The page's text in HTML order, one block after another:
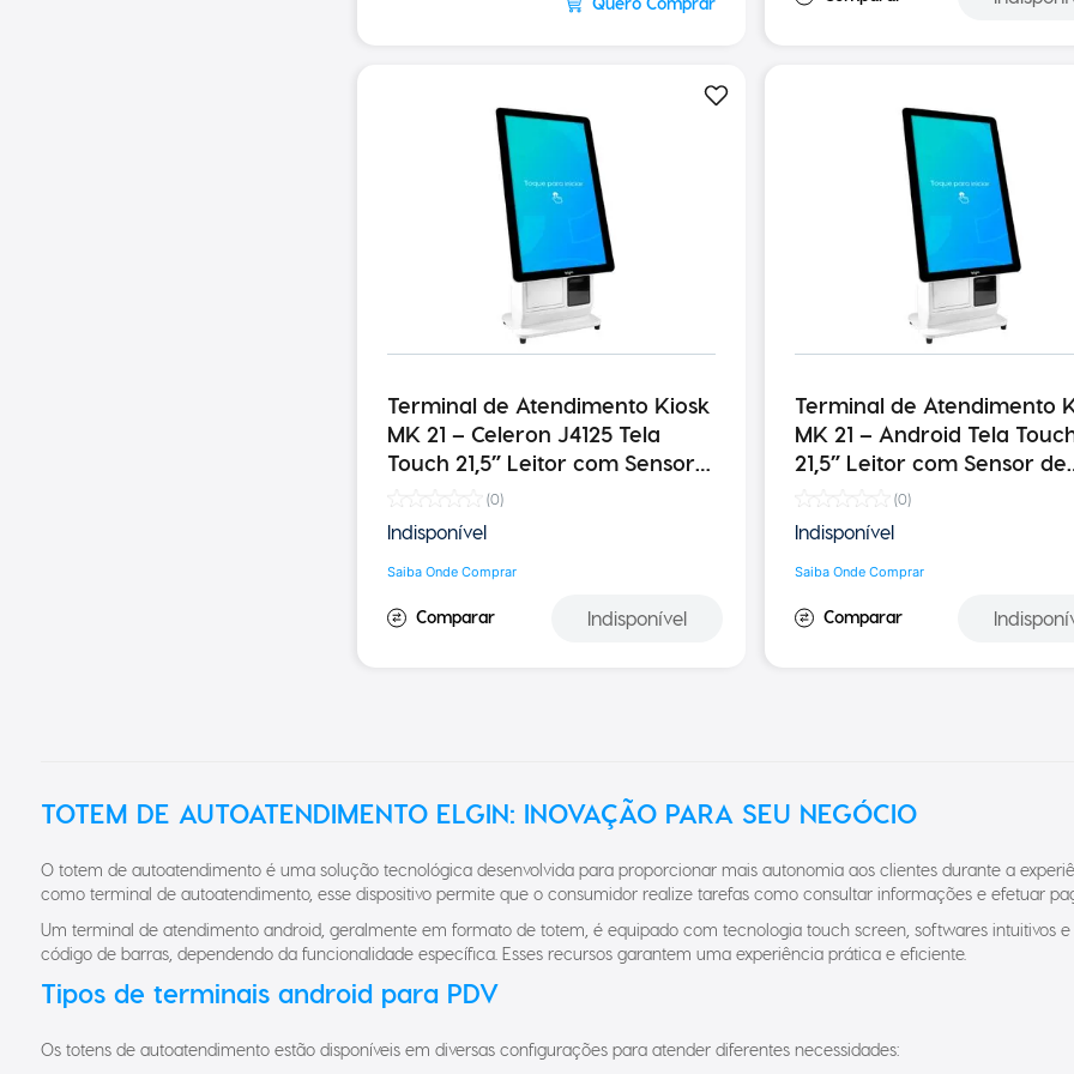
Terminal de Atendimento Kiosk
MK 21 – Celeron J4125 Tela
Touch 21,5” Leitor com Sensor
de Presença Impressora
250MM/S
(0)
Indisponível
Saiba Onde Comprar
Indisponível
Terminal de Atendimento
MK 21 – Android Tela Touch
21,5” Leitor com Sensor de
Presença Impressora
(0)
Indisponível
Saiba Onde Comprar
TOTEM DE AUTOATENDIMENTO ELGIN: INOVAÇÃO PARA SEU NEGÓCIO
O totem de autoatendimento é uma solução tecnológica desenvolvida para proporcionar mais autonomia aos clientes durante a
como terminal de autoatendimento, esse dispositivo permite que o consumidor realize tarefas como consultar informações e efetuar
Um terminal de atendimento android, geralmente em formato de totem, é equipado com tecnologia touch screen, softwares intuitivos
código de barras, dependendo da funcionalidade específica. Esses recursos garantem uma experiência prática e eficiente.
Tipos de terminais android para PDV
Os totens de autoatendimento estão disponíveis em diversas configurações para atender diferentes necessidades: